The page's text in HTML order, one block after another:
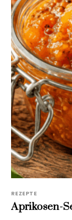
REZEPTE
Aprikosen-